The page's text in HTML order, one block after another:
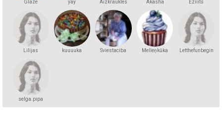
Glaze yay
Aizkraukles
Akasha Eziiits
Lilijas kuuuuka Sviestaciba Melleņkūka Letthefunbegin
selga.pipa